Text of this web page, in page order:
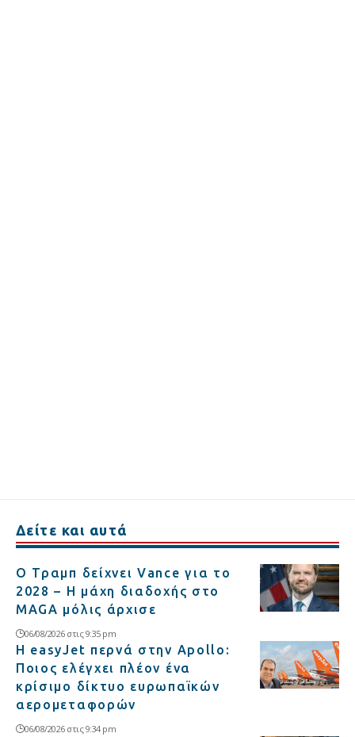
Δείτε και αυτά
Ο Τραμπ δείχνει Vance για το
2028 – Η μάχη διαδοχής στο
MAGA μόλις άρχισε
06/08/2026 στις 9:35 pm
Η easyJet περνά στην Apollo:
Ποιος ελέγχει πλέον ένα
κρίσιμο δίκτυο ευρωπαϊκών
αερομεταφορών
06/08/2026 στις 9:34 pm